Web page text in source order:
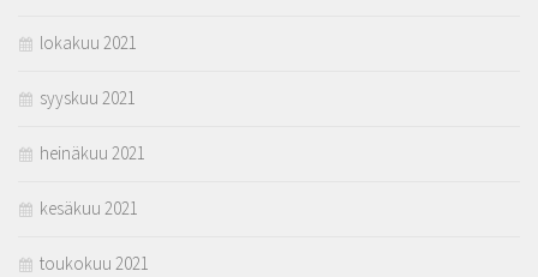
lokakuu 2021
syyskuu 2021
heinäkuu 2021
kesäkuu 2021
toukokuu 2021